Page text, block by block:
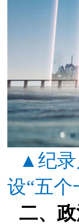
▲纪录
设“五个
二、